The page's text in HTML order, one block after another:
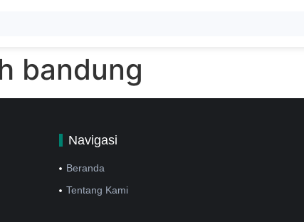
bandung
Navigasi
Beranda
Tentang Kami